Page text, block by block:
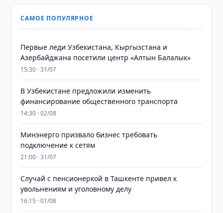
САМОЕ ПОПУЛЯРНОЕ
Первые леди Узбекистана, Кыргызстана и
Азербайджана посетили центр «Алтын Балалык»
15:30 · 31/07
В Узбекистане предложили изменить
финансирование общественного транспорта
14:30 · 02/08
Минэнерго призвало бизнес требовать
подключение к сетям
21:00 · 31/07
Случай с пенсионеркой в Ташкенте привел к
увольнениям и уголовному делу
16:15 · 01/08